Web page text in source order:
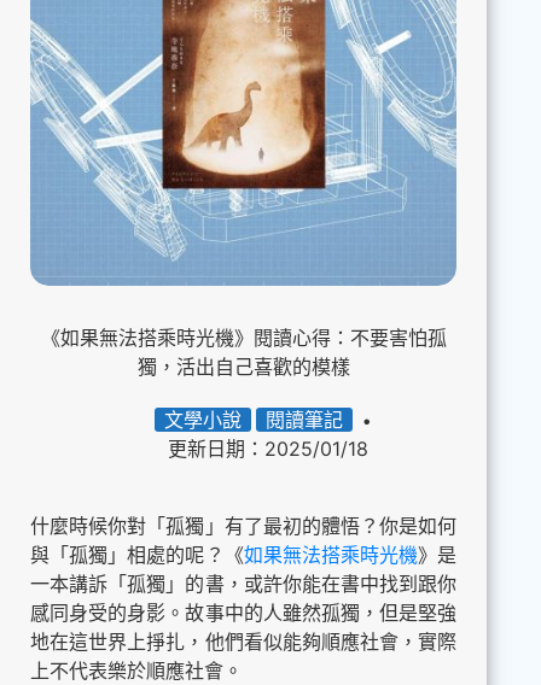
《如果無法搭乘時光機》閱讀心得：不要害怕孤
獨，活出自己喜歡的模樣
文學小說
閱讀筆記
更新日期：2025/01/18
什麼時候你對「孤獨」有了最初的體悟？你是如何
與「孤獨」相處的呢？《如果無法搭乘時光機》是
一本講訴「孤獨」的書，或許你能在書中找到跟你
感同身受的身影。故事中的人雖然孤獨，但是堅強
地在這世界上掙扎，他們看似能夠順應社會，實際
上不代表樂於順應社會。